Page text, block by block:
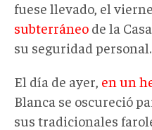
fuese llevado, el
subterráneo de la
su seguridad personal.
El día de ayer, en un
Blanca se oscureció
sus tradicionales